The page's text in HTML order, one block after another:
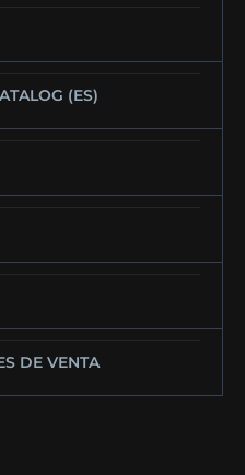
(ES)
DE VENTA